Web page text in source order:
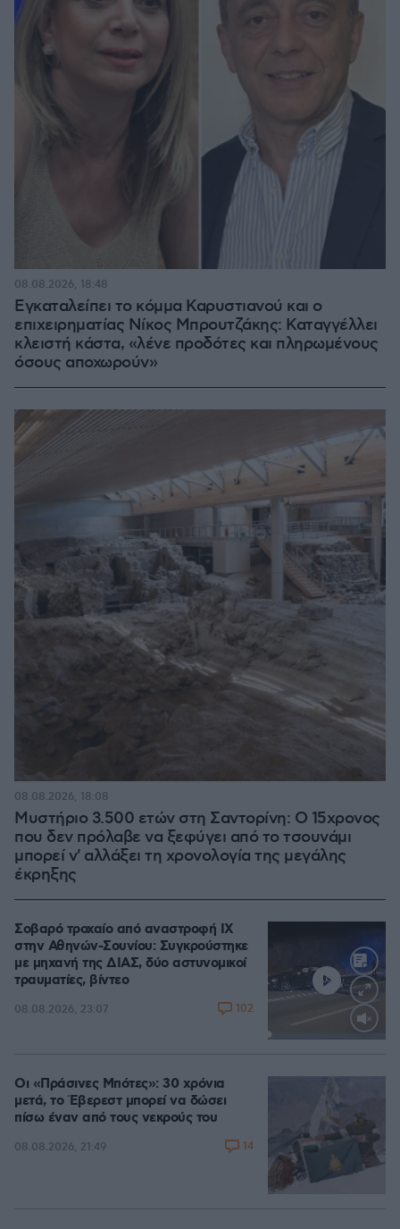
Εγκαταλείπει το κόμμα Καρυστιανού και ο
επιχειρηματίας Νίκος Μπρουτζάκης: Καταγγέλλει
κλειστή κάστα, «λένε προδότες και πληρωμένους
όσους αποχωρούν»
08.08.2026, 18:48
Μυστήριο 3.500 ετών στη Σαντορίνη: Ο 15χρονος
που δεν πρόλαβε να ξεφύγει από το τσουνάμι
μπορεί ν' αλλάξει τη χρονολογία της μεγάλης
έκρηξης
08.08.2026, 18:08
Σοβαρό τροχαίο από αναστροφή ΙΧ
στην Αθηνών-Σουνίου: Συγκρούστηκε
με μηχανή της ΔΙΑΣ, δύο αστυνομικοί
τραυματίες, βίντεο
08.08.2026, 23:07 102
Οι «Πράσινες Μπότες»: 30 χρόνια
μετά, το Έβερεστ μπορεί να δώσει
πίσω έναν από τους νεκρούς του
08.08.2026, 21:49 14